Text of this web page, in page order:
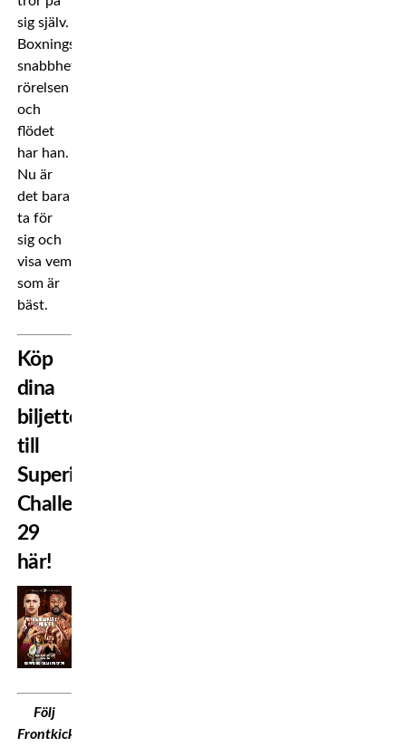
sig själv.
Boxningskunnandet,
snabbheten,
rörelsen
och
flödet
har han.
Nu är
det bara
ta för
sig och
visa vem
som är
bäst.
Köp
dina
biljetter
till
Superior
Challenge
29
här!
Följ
Frontkick.Online